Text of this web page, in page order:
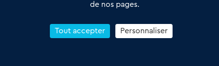
proximité et des territoires
Reprendre un Restaurant Rapide
de nos pages.
Tout accepter Personnaliser